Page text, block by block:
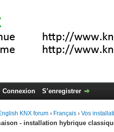
Connexion S’enregistrer
KNX forum › Français ›Vos
- installation hybrique